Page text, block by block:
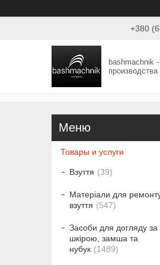
+380
bashmachnik
Товары и услуги
Взуття 39
Матеріали для
взуття
547
Засоби для догляду за
шкірою, замша та
нубук
1489